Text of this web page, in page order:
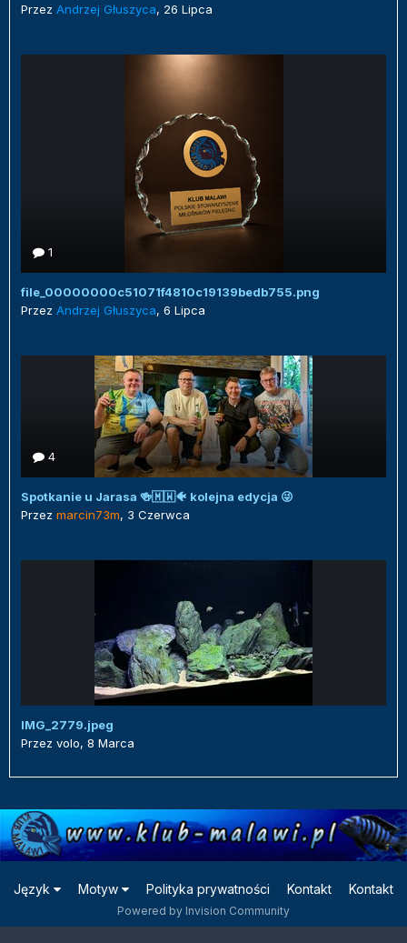
Przez Andrzej Głuszyca, 26 Lipca
1
file_00000000c51071f4810c19139bedb755.png
Przez Andrzej Głuszyca, 6 Lipca
4
Spotkanie u Jarasa 🍻🇲🇼🐠 kolejna edycja 😜
Przez marcin73m, 3 Czerwca
IMG_2779.jpeg
Przez volo, 8 Marca
Język Motyw Polityka prywatności Kontakt Kontakt
Powered by Invision Community